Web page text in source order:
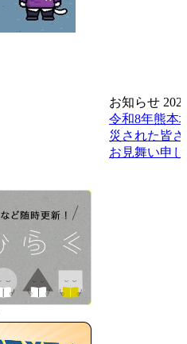
お知らせ
令和8年熊本
災された皆
お見舞い申